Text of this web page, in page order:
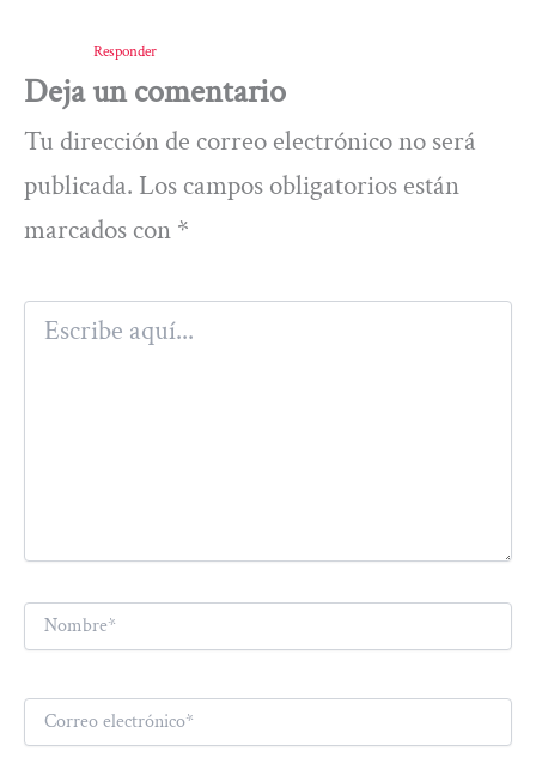
Responder
Deja un comentario
Tu dirección de correo electrónico no será
publicada. Los campos obligatorios están
marcados con *
Escribe
aquí...
Nombre*
Correo
electrónico*